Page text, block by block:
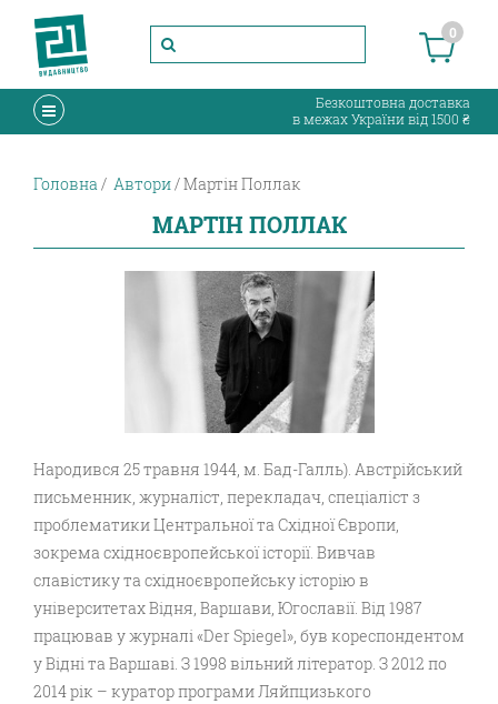
0
Безкоштовна доставка
в межах України від 1500 ₴
Головна Автори Мартін Поллак
МАРТІН ПОЛЛАК
Народився 25 травня 1944, м. Бад-Галль). Австрійський
письменник, журналіст, перекладач, спеціаліст з
проблематики Центральної та Східної Європи,
зокрема східноєвропейської історії. Вивчав
славістику та східноєвропейську історію в
університетах Відня, Варшави, Югославії. Від 1987
працював у журналі «Der Spiegel», був кореспондентом
у Відні та Варшаві. З 1998 вільний літератор. З 2012 по
2014 рік – куратор програми Ляйпцизького